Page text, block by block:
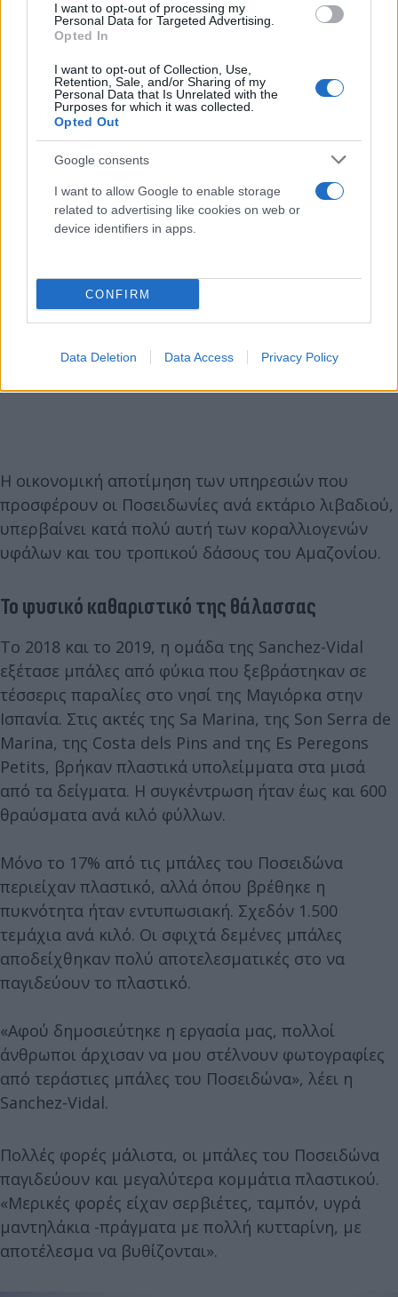
I want to opt-out of processing my
Personal Data for Targeted Advertising.
Opted In
I want to opt-out of Collection, Use,
Retention, Sale, and/or Sharing of my
Personal Data that Is Unrelated with the
Purposes for which it was collected.
Opted Out
Google consents
I want to allow Google to enable storage
related to advertising like cookies on web or
device identifiers in apps.
CONFIRM
Data Deletion Data Access Privacy Policy
Η οικονομική αποτίμηση των υπηρεσιών που
προσφέρουν οι Ποσειδωνίες ανά εκτάριο λιβαδιού,
υπερβαίνει κατά πολύ αυτή των κοραλλιογενών
υφάλων και του τροπικού δάσους του Αμαζονίου.
Το φυσικό καθαριστικό της θάλασσας
Το 2018 και το 2019, η ομάδα της Sanchez-Vidal
εξέτασε μπάλες από φύκια που ξεβράστηκαν σε
τέσσερις παραλίες στο νησί της Μαγιόρκα στην
Ισπανία. Στις ακτές της Sa Marina, της Son Serra de
Marina, της Costa dels Pins and της Es Peregons
Petits, βρήκαν πλαστικά υπολείμματα στα μισά
από τα δείγματα. Η συγκέντρωση ήταν έως και 600
θραύσματα ανά κιλό φύλλων.
Μόνο το 17% από τις μπάλες του Ποσειδώνα
περιείχαν πλαστικό, αλλά όπου βρέθηκε η
πυκνότητα ήταν εντυπωσιακή. Σχεδόν 1.500
τεμάχια ανά κιλό. Οι σφιχτά δεμένες μπάλες
αποδείχθηκαν πολύ αποτελεσματικές στο να
παγιδεύουν το πλαστικό.
«Αφού δημοσιεύτηκε η εργασία μας, πολλοί
άνθρωποι άρχισαν να μου στέλνουν φωτογραφίες
από τεράστιες μπάλες του Ποσειδώνα», λέει η
Sanchez-Vidal.
Πολλές φορές μάλιστα, οι μπάλες του Ποσειδώνα
παγιδεύουν και μεγαλύτερα κομμάτια πλαστικού.
«Μερικές φορές είχαν σερβιέτες, ταμπόν, υγρά
μαντηλάκια -πράγματα με πολλή κυτταρίνη, με
αποτέλεσμα να βυθίζονται».